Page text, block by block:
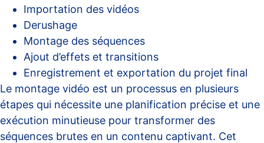
Importation des vidéos
Derushage
Montage des séquences
Ajout d’effets et transitions
Enregistrement et exportation du projet final
Le montage vidéo est un processus en plusieurs
étapes qui nécessite une planification précise et une
exécution minutieuse pour transformer des
séquences brutes en un contenu captivant. Cet